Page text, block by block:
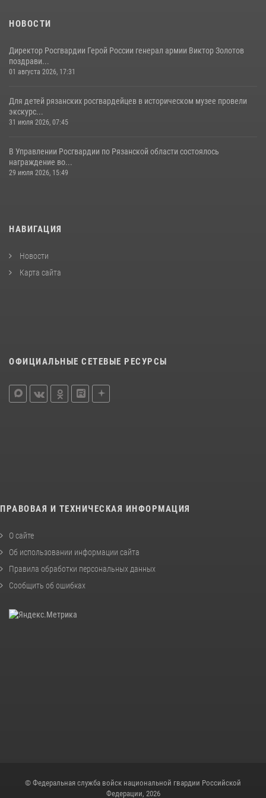
НОВОСТИ
Директор Росгвардии Герой России генерал армии Виктор Золотов
поздрави...
01 августа 2026, 17:31
Для детей рязанских росгвардейцев в историческом музее провели
экскурс...
31 июля 2026, 07:45
В Управлении Росгвардии по Рязанской области состоялось
награждение во...
29 июля 2026, 15:49
НАВИГАЦИЯ
Новости
Карта сайта
ОФИЦИАЛЬНЫЕ СЕТЕВЫЕ РЕСУРСЫ
ПРАВОВАЯ И ТЕХНИЧЕСКАЯ ИНФОРМАЦИЯ
О сайте
Об использовании информации сайта
Правила обработки персональных данных
Сообщить об ошибках
© Федеральная служба войск национальной гвардии Российской
Федерации, 2026